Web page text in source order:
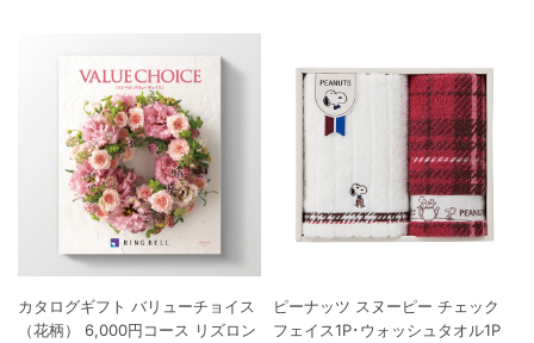
カタログギフト バリューチョイス
（花柄） 6,000円コース リズロン
ピーナッツ スヌーピー チェック
フェイス1P･ウォッシュタオル1P